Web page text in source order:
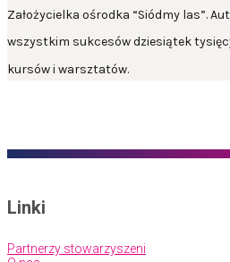
Założycielka ośrodka “Siódmy las”.
wszystkim sukcesów dziesiątek
kursów i warsztatów.
Linki
Partnerzy stowarzyszeni